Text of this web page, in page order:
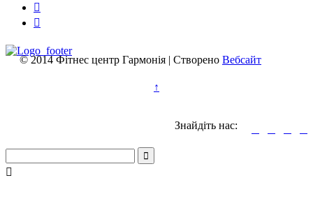


© 2014 Фітнес центр Гармонія | Створено Вебсайт
↑
Знайдіть нас:

